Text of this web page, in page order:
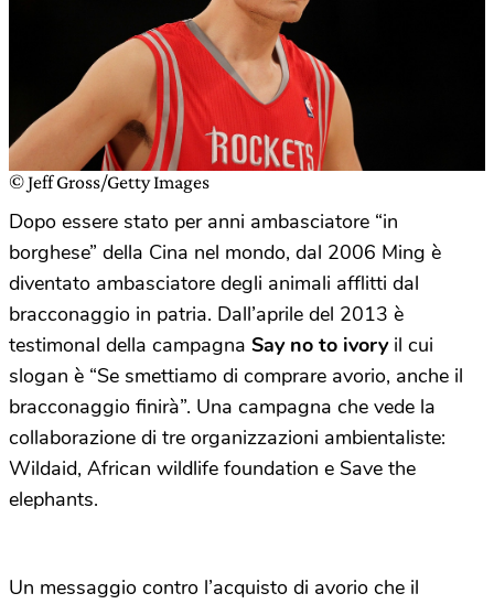
© Jeff Gross/Getty Images
Dopo essere stato per anni ambasciatore “in
borghese” della Cina nel mondo, dal 2006 Ming è
diventato ambasciatore degli animali afflitti dal
bracconaggio in patria. Dall’aprile del 2013 è
testimonal della campagna Say no to ivoryil cui
slogan è “Se smettiamo di comprare avorio, anche il
bracconaggio finirà”. Una campagna che vede la
collaborazione di tre organizzazioni ambientaliste:
Wildaid, African wildlife foundation e Save the
elephants.
Un messaggio contro l’acquisto di avorio che il